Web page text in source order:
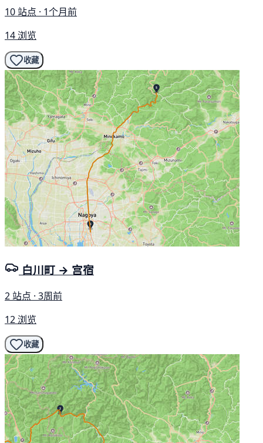
10 站点 · 1个月前
14 浏览
收藏
白川町 → 宫宿
2 站点 · 3周前
12 浏览
收藏